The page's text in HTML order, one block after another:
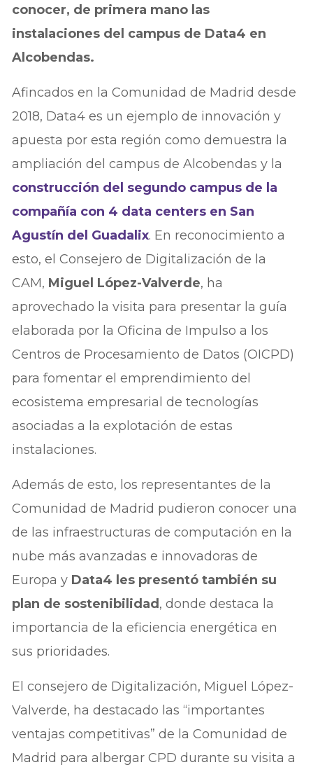
conocer, de primera mano las
instalaciones del campus de Data4 en
Alcobendas.
Afincados en la Comunidad de Madrid desde
2018, Data4 es un ejemplo de innovación y
apuesta por esta región como demuestra la
ampliación del campus de Alcobendas y la
construcción del segundo campus de la
compañía con 4 data centers en San
Agustín del Guadalix. En reconocimiento a
esto, el Consejero de Digitalización de la
CAM, Miguel López-Valverde, ha
aprovechado la visita para presentar la guía
elaborada por la Oficina de Impulso a los
Centros de Procesamiento de Datos (OICPD)
para fomentar el emprendimiento del
ecosistema empresarial de tecnologías
asociadas a la explotación de estas
instalaciones.
Además de esto, los representantes de la
Comunidad de Madrid pudieron conocer una
de las infraestructuras de computación en la
nube más avanzadas e innovadoras de
Europa y Data4 les presentó también su
plan de sostenibilidad , donde destaca la
importancia de la eficiencia energética en
sus prioridades.
El consejero de Digitalización, Miguel López-
Valverde, ha destacado las “importantes
ventajas competitivas” de la Comunidad de
Madrid para albergar CPD durante su visita a